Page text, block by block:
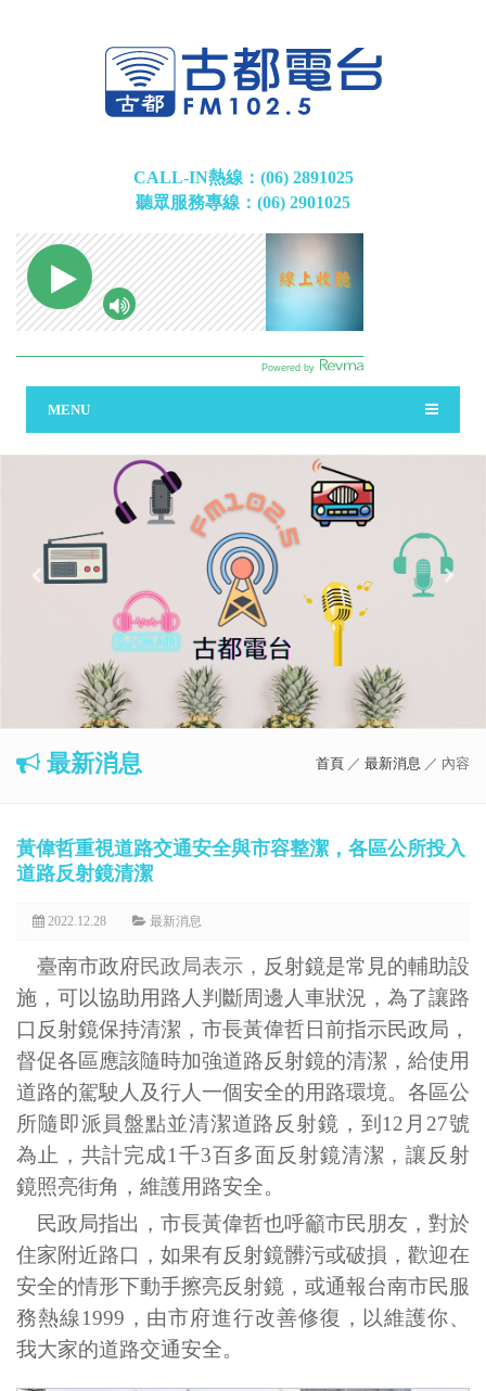
CALL-IN熱線：(06) 2891025
聽眾服務專線：(06) 2901025
MENU
最新消息 首頁 ／ 最新消息 ／ 內容
黃偉哲重視道路交通安全與市容整潔，各區公所投入
道路反射鏡清潔
2022.12.28 最新消息
臺南市政府民政局表示， 反射鏡是常見的輔助設
施，可以協助用路人判斷周邊人車狀況，為了讓路
口反射鏡保持清潔，市長黃偉哲日前指示民政局，
督促各區應該隨時加強道路反射鏡的清潔，給使用
道路的駕駛人及行人一個安全的用路環境。各區公
所隨即派員盤點並清潔道路反射鏡，到 12 月27號
為止，共計完成1千3百多面反射鏡清潔，讓反射
鏡照亮街角，維護用路安全。
民政局指出，市長黃偉哲也呼籲市民朋友，對於
住家附近路口，如果有反射鏡髒污或破損，歡迎在
安全的情形下動手擦亮反射鏡，或通報台南市民服
務熱線1999 ，由市府進行改善修復，以維護你、
我大家的道路交通安全。